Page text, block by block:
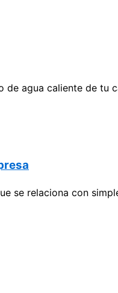
agua caliente de tu
se relaciona con